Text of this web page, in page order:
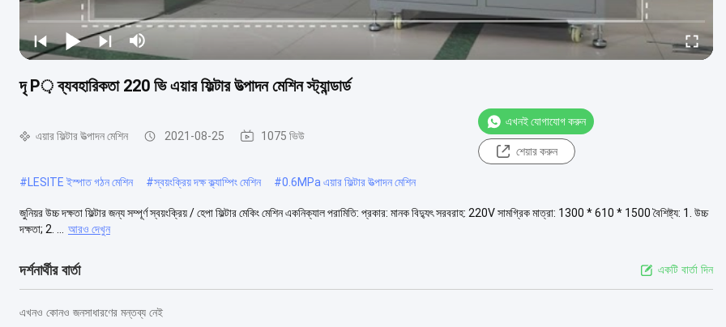
দৃ P় ব্যবহারিকতা 220 ভি এয়ার ফিল্টার উত্পাদন মেশিন স্ট্যান্ডার্ড
এয়ার ফিল্টার উত্পাদন মেশিন 2021-08-25 1075 ভিউ
এখনই যোগাযোগ করুন
শেয়ার করুন
#LESITE ইস্পাত গঠন মেশিন #স্বয়ংক্রিয় দক্ষ ক্ল্যাম্পিং মেশিন #0.6MPa এয়ার ফিল্টার উত্পাদন মেশিন
জুনিয়র উচ্চ দক্ষতা ফিল্টার জন্য সম্পূর্ণ স্বয়ংক্রিয় / হেপা ফিল্টার মেকিং মেশিন একনিক্যাল পরামিতি: প্রকার: মানক বিদ্যুৎ সরবরাহ: 220V সামগ্রিক মাত্রা: 1300 * 610 * 1500 বৈশিষ্ট্য: 1. উচ্চ
দক্ষতা; 2. ...
আরও দেখুন
দর্শনার্থীর বার্তা একটি বার্তা দিন
এখনও কোনও জনসাধারণের মন্তব্য নেই